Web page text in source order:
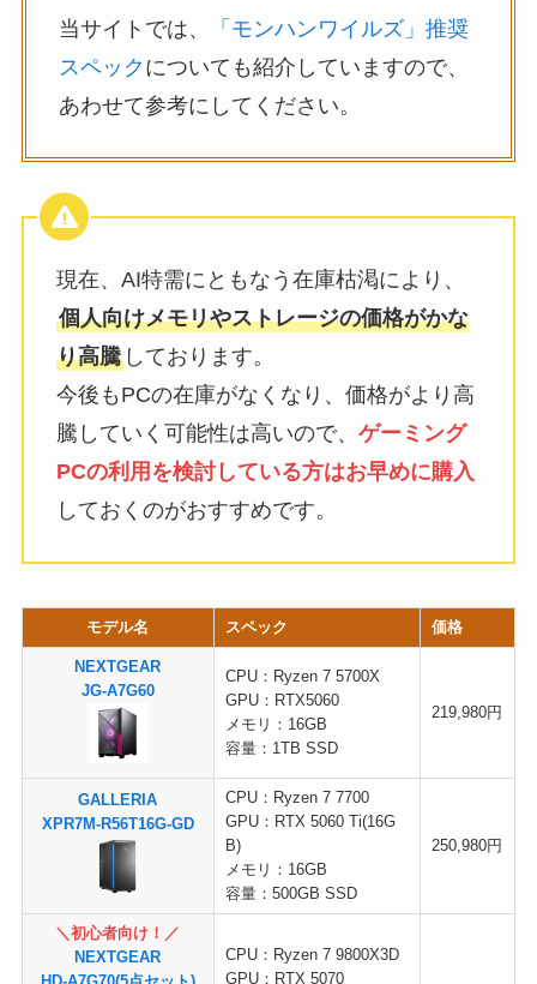
当サイトでは、
「モンハンワイルズ」推奨
スペック についても紹介していますので、
あわせて参考にしてください。
現在、AI特需にともなう在庫枯渇により、
個人向けメモリやストレージの価格がかな
り高騰しております。
今後もPCの在庫がなくなり、価格がより高
騰していく可能性は高いので、 ゲーミング
PCの利用を検討している方はお早めに購入
しておくのがおすすめです。
モデル名 スペック 価格
NEXTGEAR
JG-A7G60
CPU：Ryzen 7 5700X
GPU：RTX5060
メモリ：16GB
容量：1TB SSD
219,980円
GALLERIA
XPR7M-R56T16G-GD
CPU：Ryzen 7 7700
GPU：RTX 5060 Ti(16G
B)
メモリ：16GB
容量：500GB SSD
250,980円
＼初心者向け！／
NEXTGEAR
CPU：Ryzen 7 9800X3D
GPU：RTX 5070